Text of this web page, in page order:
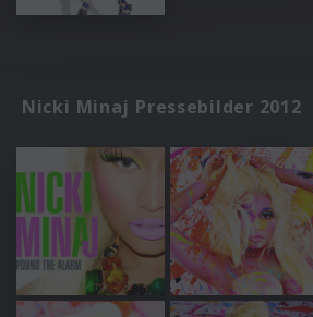
Nicki Minaj Pressebilder 2012